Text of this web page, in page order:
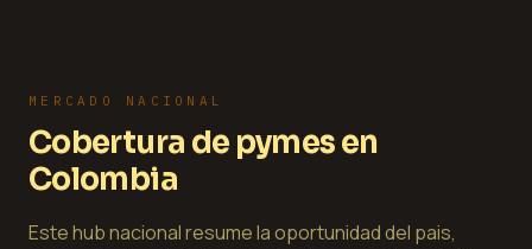
MERCADO NACIONAL
Cobertura de pymes en
Colombia
Este hub nacional resume la oportunidad del pais,